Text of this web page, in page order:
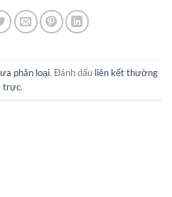
phân loại. Đánh dấu liên kết thường
trực.